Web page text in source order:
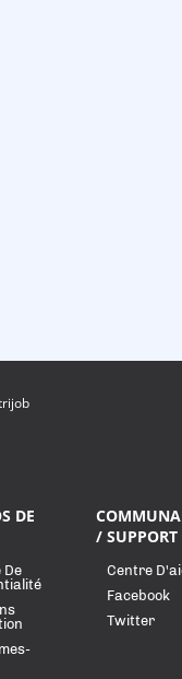
DE
De
/ SUPPORT
Centre
Facebook
Twitter